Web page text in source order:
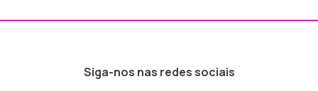
Siga-nos nas redes sociais